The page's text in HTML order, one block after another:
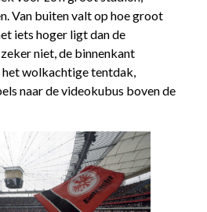
Van buiten valt op hoe groot
iets hoger ligt dan de
niet, de binnenkant
het wolkachtige tentdak,
naar de videokubus boven de